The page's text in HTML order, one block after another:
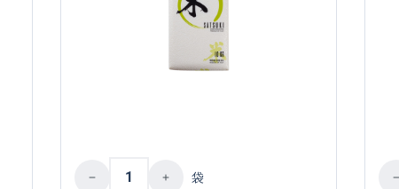
desired amount or use the buttons to
Product Quantity: Enter the
袋